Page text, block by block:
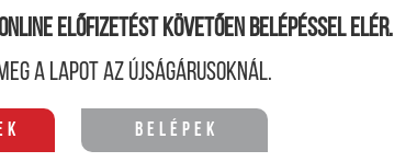
előfizetést követően belépéssel elér.
a lapot az újságárusoknál.
Belépek